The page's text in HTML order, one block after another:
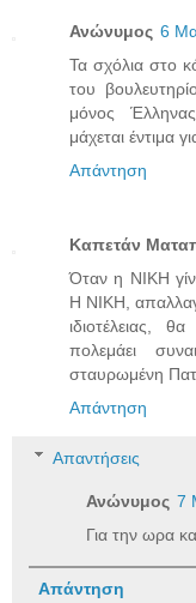
Ανώνυμος 6
Τα σχόλια στο
του
μόνος
μάχεται έντιμα
Απάντηση
Καπετάν
Όταν η ΝΙΚΗ
Η ΝΙΚΗ,
ιδιοτέλειας,
πολεμάει
σταυρωμένη
Απάντηση
Απαντήσεις
Ανώνυμος 7
Για την ωρα
Απάντηση